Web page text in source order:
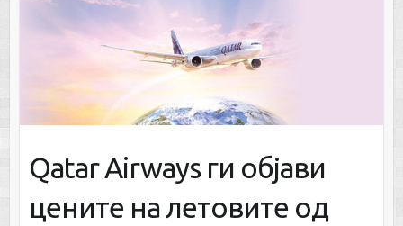
Qatar Airways ги објави
цените на летовите од